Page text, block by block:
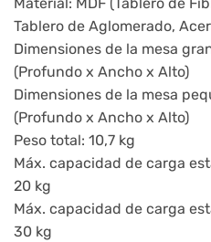
Material: MDF (Tablero de
Tablero de Aglomerado,
Dimensiones de la mesa
(Profundo x Ancho x Alto)
Dimensiones de la mesa
(Profundo x Ancho x Alto)
Peso total: 10,7 kg
Máx. capacidad de carga
20 kg
Máx. capacidad de carga
30 kg